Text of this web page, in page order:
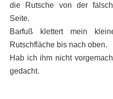
die Rutsche von der
Seite.
Barfuß klettert mein
Rutschfläche bis nach oben.
Hab ich ihm nicht
gedacht.